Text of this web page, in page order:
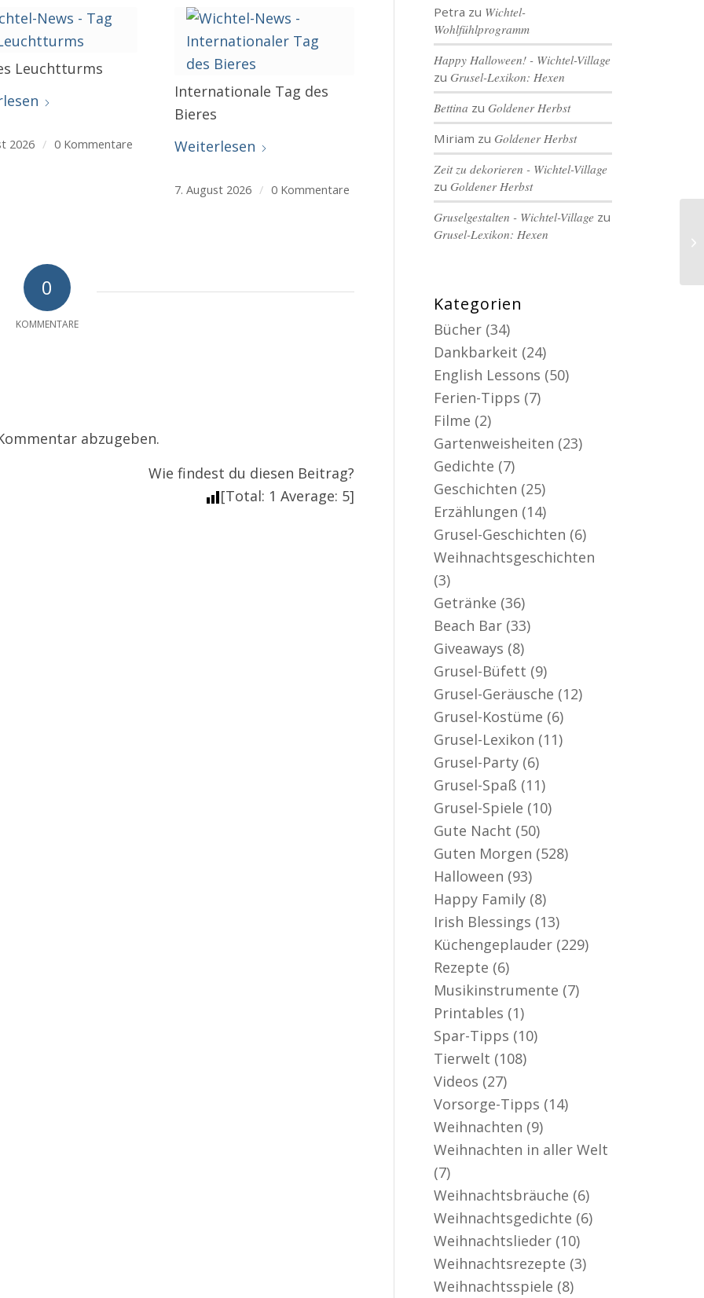
Leuchtturms
2026 / 0 Kommentare
Internationale Tag des
Bieres
Weiterlesen
7. August 2026 / 0 Kommentare
0
KOMMENTARE
abzugeben.
Wie findest du diesen Beitrag?
[Total: 1 Average: 5]
Petra zu Wichtel-
Wohlfühlprogramm
Happy Halloween! - Wichtel-Village
zuGrusel-Lexikon: Hexen
Bettina zuGoldener Herbst
Miriam zuGoldener Herbst
Zeit zu dekorieren - Wichtel-Village
zuGoldener Herbst
Gruselgestalten - Wichtel-Village zu
Grusel-Lexikon: Hexen
Kategorien
Bücher (34)
Dankbarkeit (24)
English Lessons (50)
Ferien-Tipps (7)
Filme (2)
Gartenweisheiten (23)
Gedichte (7)
Geschichten (25)
Erzählungen (14)
Grusel-Geschichten (6)
Weihnachtsgeschichten
(3)
Getränke (36)
Beach Bar (33)
Giveaways (8)
Grusel-Büfett (9)
Grusel-Geräusche (12)
Grusel-Kostüme (6)
Grusel-Lexikon (11)
Grusel-Party (6)
Grusel-Spaß (11)
Grusel-Spiele (10)
Gute Nacht (50)
Guten Morgen (528)
Halloween (93)
Happy Family (8)
Irish Blessings (13)
Küchengeplauder (229)
Rezepte (6)
Musikinstrumente (7)
Printables (1)
Spar-Tipps (10)
Tierwelt (108)
Videos (27)
Vorsorge-Tipps (14)
Weihnachten (9)
Weihnachten in aller Welt
(7)
Weihnachtsbräuche (6)
Weihnachtsgedichte (6)
Weihnachtslieder (10)
Weihnachtsrezepte (3)
Weihnachtsspiele (8)